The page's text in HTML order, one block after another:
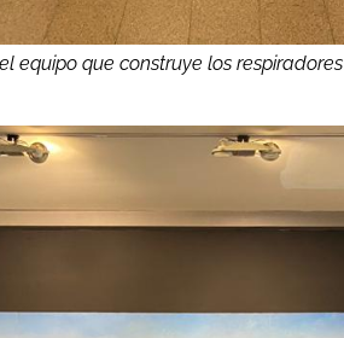
equipo que construye los respiradores